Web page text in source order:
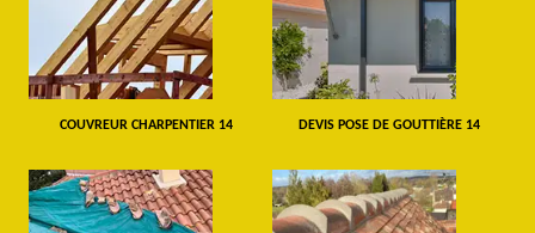
COUVREUR CHARPENTIER 14 DEVIS POSE DE GOUTTIÈRE 14